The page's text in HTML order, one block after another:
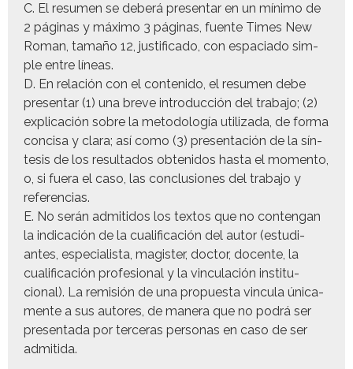
C. El resumen se deberá pre­sen­tar en un mín­i­mo de
2 pági­nas y máx­i­mo 3 pági­nas, fuente Times New
Roman, tamaño 12, jus­ti­fi­ca­do, con espa­ci­a­do sim­
ple entre líneas.
D. En relación con el con­tenido, el resumen debe
pre­sen­tar (1) una breve intro­duc­ción del tra­ba­jo; (2)
expli­cación sobre la metodología uti­liza­da, de for­ma
con­cisa y clara; así como (3) pre­sentación de la sín­
te­sis de los resul­ta­dos obtenidos has­ta el momen­to,
o, si fuera el caso, las con­clu­siones del tra­ba­jo y
referencias.
E. No serán admi­ti­dos los tex­tos que no con­tengan
la indi­cación de la cual­i­fi­cación del autor (estu­di­
antes, espe­cial­ista, mag­is­ter, doc­tor, docente, la
cual­i­fi­cación pro­fe­sion­al y la vin­cu­lación insti­tu­
cional). La remisión de una prop­ues­ta vin­cu­la úni­ca­
mente a sus autores, de man­era que no podrá ser
pre­sen­ta­da por ter­ceras per­sonas en caso de ser
admitida.